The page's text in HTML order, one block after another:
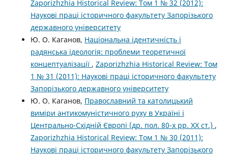
Zaporizhzhia Historical Review: Том 1 № 32 (2012):
Наукові праці історичного факультету Запорізького
державного університету
Ю. О. Каганов, Національна ідентичність і
радянська ідеологія: проблеми теоретичної
концептуалізації , Zaporizhzhia Historical Review: Том
1 № 31 (2011): Наукові праці історичного факультету
Запорізького державного університету
Ю. О. Каганов, Православний та католицький
виміри антикомуністичного руху в Україні і
Центрально-Східній Європі (др. пол. 80-х рр. XX ст.) ,
Zaporizhzhia Historical Review: Том 1 № 30 (2011):
Наукові праці історичного факультету Запорізького